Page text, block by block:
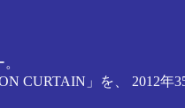
CURTAIN」を、 2012